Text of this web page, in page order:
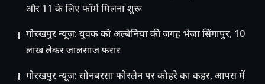
और 11 के लिए फॉर्म मिलना शुरू
गोरखपुर न्यूज़: युवक को अल्बेनिया की जगह भेजा सिंगापुर, 10
लाख लेकर जालसाज फरार
गोरखपुर न्यूज़: सोनबरसा फोरलेन पर कोहरे का कहर, आपस में